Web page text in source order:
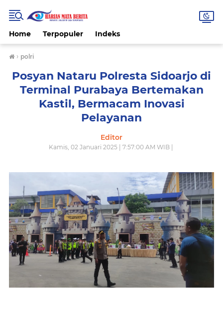
Home Terpopuler Indeks
› polri
Posyan Nataru Polresta Sidoarjo di
Terminal Purabaya Bertemakan
Kastil, Bermacam Inovasi
Pelayanan
Editor
Kamis, 02 Januari 2025 | 7:57:00 AM WIB |